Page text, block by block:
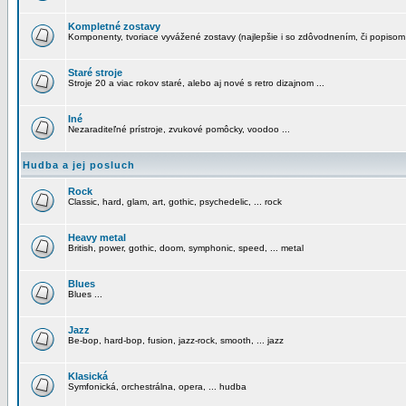
Kompletné zostavy
Komponenty, tvoriace vyvážené zostavy (najlepšie i so zdôvodnením, či
Staré stroje
Stroje 20 a viac rokov staré, alebo aj nové s retro dizajnom ...
Iné
Nezaraditeľné prístroje, zvukové pomôcky, voodoo ...
Hudba a jej posluch
Rock
Classic, hard, glam, art, gothic, psychedelic, ... rock
Heavy metal
British, power, gothic, doom, symphonic, speed, ... metal
Blues
Blues ...
Jazz
Be-bop, hard-bop, fusion, jazz-rock, smooth, ... jazz
Klasická
Symfonická, orchestrálna, opera, ... hudba